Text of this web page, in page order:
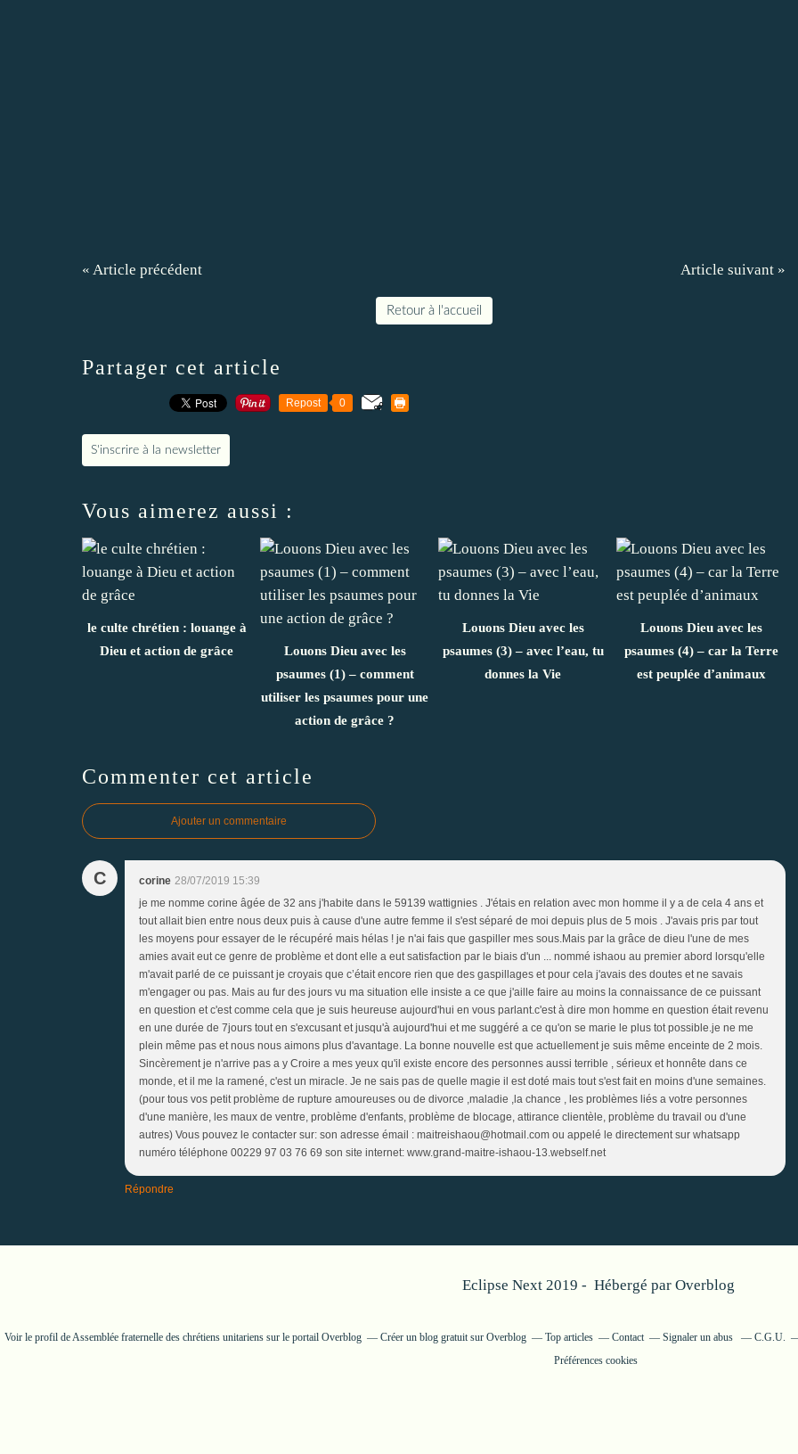
« Article précédent Article suivant »
Retour à l'accueil
Partager cet article
Repost 0
S'inscrire à la newsletter
Vous aimerez aussi :
le culte chrétien : louange à
Dieu et action de grâce
Louons Dieu avec les
psaumes (1) – comment
utiliser les psaumes pour une
action de grâce ?
Louons Dieu avec les
psaumes (3) – avec l’eau, tu
donnes la Vie
Louons Dieu avec les
psaumes (4) – car la Terre
est peuplée d’animaux
Commenter cet article
Ajouter un commentaire
C corine 28/07/2019 15:39
je me nomme corine âgée de 32 ans j'habite dans le 59139 wattignies . J'étais en relation avec mon homme il y a de cela 4 ans et
tout allait bien entre nous deux puis à cause d'une autre femme il s'est séparé de moi depuis plus de 5 mois . J'avais pris par tout
les moyens pour essayer de le récupéré mais hélas ! je n'ai fais que gaspiller mes sous.Mais par la grâce de dieu l'une de mes
amies avait eut ce genre de problème et dont elle a eut satisfaction par le biais d'un ... nommé ishaou au premier abord lorsqu'elle
m'avait parlé de ce puissant je croyais que c’était encore rien que des gaspillages et pour cela j'avais des doutes et ne savais
m'engager ou pas. Mais au fur des jours vu ma situation elle insiste a ce que j'aille faire au moins la connaissance de ce puissant
en question et c'est comme cela que je suis heureuse aujourd'hui en vous parlant.c'est à dire mon homme en question était revenu
en une durée de 7jours tout en s'excusant et jusqu'à aujourd'hui et me suggéré a ce qu'on se marie le plus tot possible.je ne me
plein même pas et nous nous aimons plus d'avantage. La bonne nouvelle est que actuellement je suis même enceinte de 2 mois.
Sincèrement je n'arrive pas a y Croire a mes yeux qu'il existe encore des personnes aussi terrible , sérieux et honnête dans ce
monde, et il me la ramené, c'est un miracle. Je ne sais pas de quelle magie il est doté mais tout s'est fait en moins d'une semaines.
(pour tous vos petit problème de rupture amoureuses ou de divorce ,maladie ,la chance , les problèmes liés a votre personnes
d'une manière, les maux de ventre, problème d'enfants, problème de blocage, attirance clientèle, problème du travail ou d'une
autres) Vous pouvez le contacter sur: son adresse émail : maitreishaou@hotmail.com ou appelé le directement sur whatsapp
numéro téléphone 00229 97 03 76 69 son site internet: www.grand-maitre-ishaou-13.webself.net
Répondre
Eclipse Next 2019 - Hébergé par Overblog
Voir le profil de Assemblée fraternelle des chrétiens unitariens sur le portail Overblog Créer un blog gratuit sur Overblog Top articles Contact Signaler un abus C.G.U.
Préférences cookies